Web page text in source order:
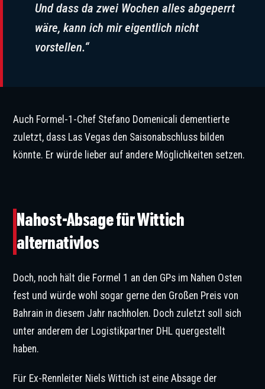
Und dass da zwei Wochen alles abgeperrt
wäre, kann ich mir eigentlich nicht
vorstellen.“
Auch Formel-1-Chef Stefano Domenicali dementierte
zuletzt, dass Las Vegas den Saisonabschluss bilden
könnte. Er würde lieber auf andere Möglichkeiten setzen.
Nahost-Absage für Wittich
alternativlos
Doch, noch hält die Formel 1 an den GPs im Nahen Osten
fest und würde wohl sogar gerne den Großen Preis von
Bahrain in diesem Jahr nachholen. Doch zuletzt soll sich
unter anderem der Logistikpartner DHL quergestellt
haben.
Für Ex-Rennleiter Niels Wittich ist eine Absage der